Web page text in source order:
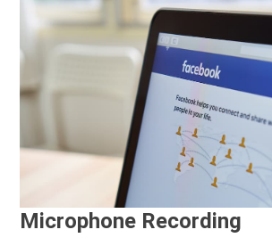
Microphone Recording